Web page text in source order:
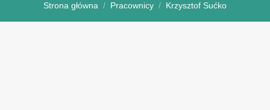
Strona główna Pracownicy Krzysztof Sućko